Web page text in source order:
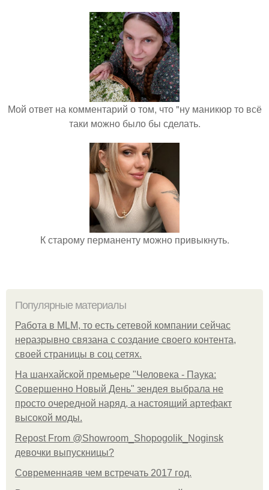
Мой ответ на комментарий о том, что "ну маникюр то всё
таки можно было бы сделать.
К старому перманенту можно привыкнуть.
Популярные материалы
Работа в MLM, то есть сетевой компании сейчас
неразрывно связана с создание своего контента,
своей страницы в соц сетях.
На шанхайской премьере "Человека - Паука:
Совершенно Новый День" зендея выбрала не
просто очередной наряд, а настоящий артефакт
высокой моды.
Repost From @Showroom_Shopogolik_Noginsk
девочки выпускницы?
Современнаяв чем встречать 2017 год.